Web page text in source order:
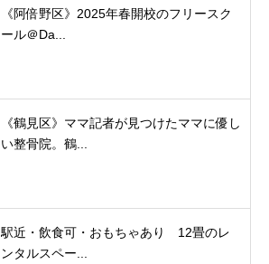
《阿倍野区》2025年春開校のフリースク
ール＠Da...
《鶴見区》ママ記者が見つけたママに優し
い整骨院。鶴...
駅近・飲食可・おもちゃあり 12畳のレ
ンタルスペー...